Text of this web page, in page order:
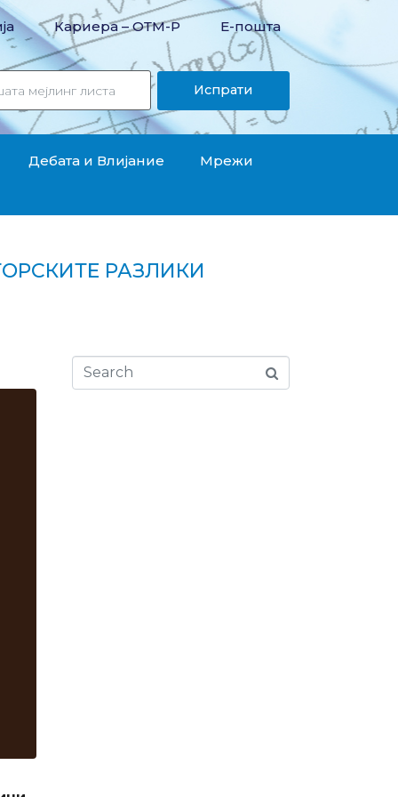
Кариера – OТМ-Р Е-пошта
Испрати
Дебата и Влијание Мрежи
РАЗЛИКИ